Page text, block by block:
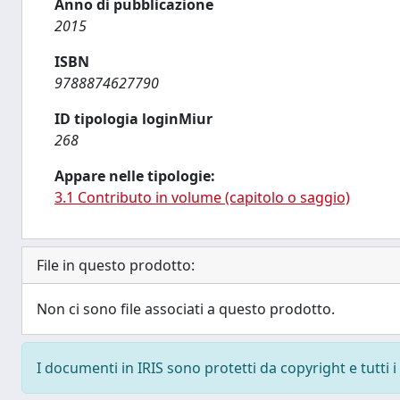
Anno di pubblicazione
2015
ISBN
9788874627790
ID tipologia loginMiur
268
Appare nelle tipologie:
3.1 Contributo in volume (capitolo o saggio)
File in questo prodotto:
Non ci sono file associati a questo prodotto.
I documenti in IRIS sono protetti da copyright e tutti